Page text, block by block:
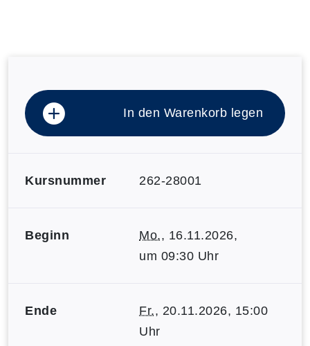
In den Warenkorb legen
Kursnummer 262-28001
Beginn Mo., 16.11.2026,
um 09:30 Uhr
Ende Fr., 20.11.2026, 15:00
Uhr